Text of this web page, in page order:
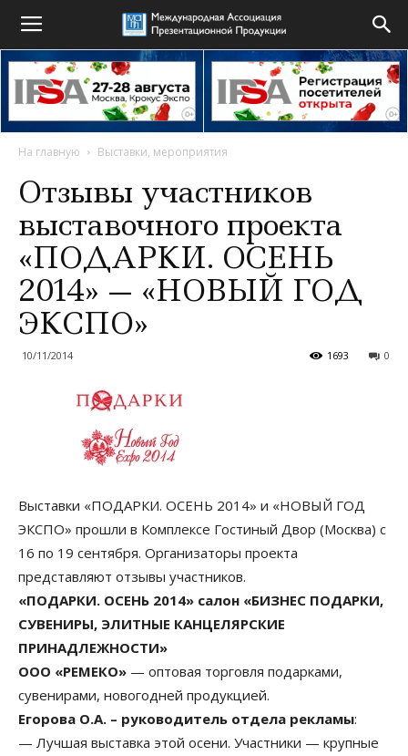
На главную Выставки, мероприятия
Отзывы участников
выставочного проекта
«ПОДАРКИ. ОСЕНЬ
2014» — «НОВЫЙ ГОД
ЭКСПО»
10/11/2014 0
1693
Выставки «ПОДАРКИ. ОСЕНЬ 2014» и «НОВЫЙ ГОД
ЭКСПО» прошли в Комплексе Гостиный Двор (Москва) с
16 по 19 сентября. Организаторы проекта
представляют отзывы участников.
«ПОДАРКИ. ОСЕНЬ 2014» салон «БИЗНЕС ПОДАРКИ,
СУВЕНИРЫ, ЭЛИТНЫЕ КАНЦЕЛЯРСКИЕ
ПРИНАДЛЕЖНОСТИ»
ООО «РЕМЕКО» — оптовая торговля подарками,
сувенирами, новогодней продукцией.
Егорова О.А. – руководитель отдела рекламы:
— Лучшая выставка этой осени. Участники — крупные